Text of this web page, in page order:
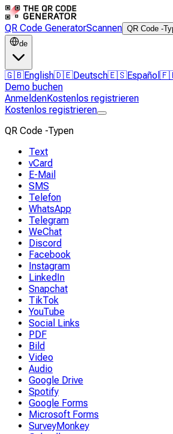
QR Code GeneratorScannen QR Code -
de
🇬🇧English🇩🇪Deutsch🇪🇸Español
Demo buchen
AnmeldenKostenlos registrieren
Kostenlos registrieren
QR Code -Typen
Text
vCard
E-Mail
SMS
Telefon
WhatsApp
Telegram
WeChat
Discord
Facebook
Instagram
LinkedIn
Snapchat
TikTok
YouTube
Social Links
PDF
Bild
Video
Audio
Google Drive
Spotify
Google Forms
Microsoft Forms
SurveyMonkey